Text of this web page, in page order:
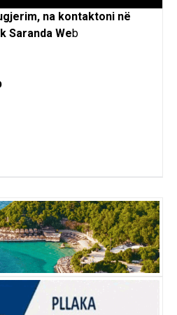
na kontaktoni në
Saranda Web